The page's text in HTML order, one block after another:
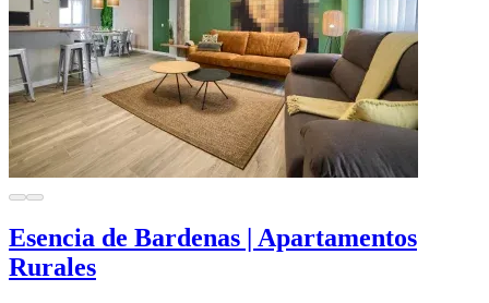
Esencia de Bardenas | Apartamentos
Rurales